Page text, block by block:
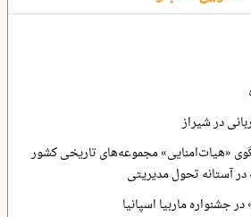
در شیراز
«هیات‌امنایی» مجموعه‌های تاریخی کشور
آستانه تحول مدیریتی
جشنواره ماربیا اسپانیا